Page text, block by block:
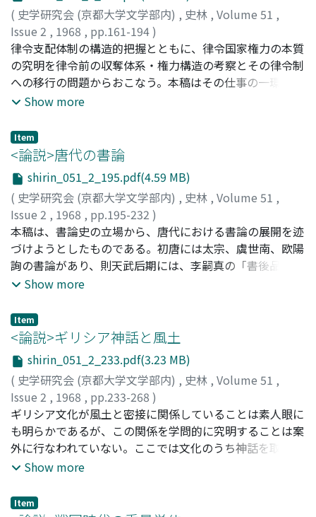
( 史学研究会 (京都大学文学部内) , 史林 , Volume 51 ,
Issue 2 , 1968 , pp.161-194)
野田, 嶺志;Noda, Reishi;ノダ, レイシ
律令支配体制の構造的把握とともに、律令国家権力の本質
の究明を律令前の収奪体系・権力構造の考察とその律令制
への移行の問題からおこなう。本稿はその仕事の一環とし
て伴造系氏族の問題をとりあげ、大連物部氏に関する基礎
再たび律令支配層の中軸になる事情を、律令制成立史上画
期的な対氏族政策である天武「八姓」賜姓問題の検討をふ
まえて、壬申の乱後天皇ディスポティズム確立を意図して
つくられた律令制的祭祀形態成立との関係で考察する。ま
た没落後の物部氏が警察的実務を担う下級氏族であった点
に注目し物部氏復活の要因たる物部氏と石上神宮との独占
的関係が壬申の乱後に成立したと述べる。以上の点を前提
として物部氏に関する記紀伝承系譜分布等の史料を検討し
既往の学説の承認しがたいことを指摘し、物部氏の成立展
開過程に関する試論をこころみるものである。
Show more
Item
<論説>唐代の書論
shirin_051_2_195.pdf(4.59 MB)
( 史学研究会 (京都大学文学部内) , 史林 , Volume 51 ,
Issue 2 , 1968 , pp.195-232 )
杉村, 邦彦;Sugimura, Kunihiko;スギムラ, クニヒコ
本稿は、書論史の立場から、唐代における書論の展開を迹
づけようとしたものである。初唐には太宗、虞世南、欧陽
詢の書論があり、則天武后期には、李嗣真の「書後品」
と、孫過庭の「書譜」が書かれ、さらに遅れて張懐瓘の書
書の本質論、表現論、品評論において、より深い省察が加
えられているが、今これを全体として眺めると、典型、調
和、中庸を尊ぶという方向において、ほぼ軌を一にしてお
り、それは実作の上で、王羲之の尊重、楷書の完成という
現象と緊密に対応している。しかし、このような伝統派の
書論は、唐の後半期に入ると、専ら繁瑣な技法を説く伝授
口訣の類に陥ってしまった。これに対して、開元・天宝期
には、もっと自由奔放な情懐を草書に托して表現しようと
する狂草が起ってくる。伝統の束縛に抗しながら、酒興に
乗じて狂逸な芸術境をきり開いていった狂草家には、変革
Show more
Item
<論説>ギリシア神話と風土
shirin_051_2_233.pdf(3.23 MB)
( 史学研究会 (京都大学文学部内) , 史林 , Volume 51 ,
Issue 2 , 1968 , pp.233-268 )
藤繩, 謙三;Fujinawa, Kenzo;フジナワ, ケンゾウ
ギリシア文化が風土と密接に関係していることは素人眼に
も明らかであるが、この関係を学問的に究明することは案
外に行なわれていない。ここでは文化のうち神話を取上
げ、それと風土との関係を検討する。ギリシアの神々のう
が風土の産物である。それゆえ神話形成における風土の役
Show more
Item